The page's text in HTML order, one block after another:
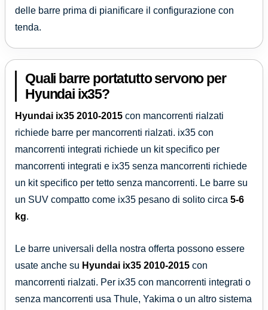
delle barre prima di pianificare il configurazione con
tenda.
Quali barre portatutto servono per
Hyundai ix35?
Hyundai ix35 2010-2015 con mancorrenti rialzati
richiede barre per mancorrenti rialzati. ix35 con
mancorrenti integrati richiede un kit specifico per
mancorrenti integrati e ix35 senza mancorrenti richiede
un kit specifico per tetto senza mancorrenti. Le barre su
un SUV compatto come ix35 pesano di solito circa 5-6
kg.
Le barre universali della nostra offerta possono essere
usate anche su Hyundai ix35 2010-2015 con
mancorrenti rialzati. Per ix35 con mancorrenti integrati o
senza mancorrenti usa Thule, Yakima o un altro sistema